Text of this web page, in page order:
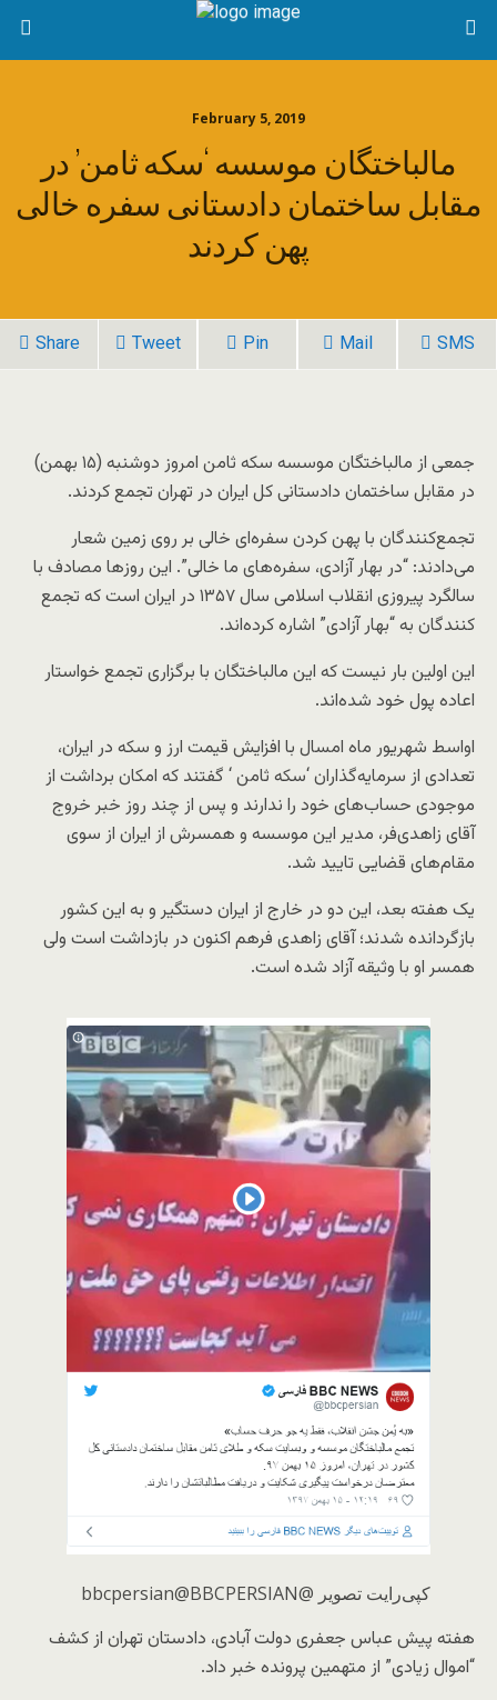
February 5, 2019
مالباختگان موسسه ‘سکه ثامن’ در
مقابل ساختمان دادستانی سفره خالی
پهن کردند
Share Tweet Pin Mail SMS
جمعی از مالباختگان موسسه سکه ثامن امروز دوشنبه (۱۵ بهمن)
در مقابل ساختمان دادستانی کل ایران در تهران تجمع کردند.
تجمع‌کنندگان با پهن کردن سفره‌ای خالی بر روی زمین شعار
می‌دادند: “در بهار آزادی، سفره‌های ما خالی”. این روزها مصادف با
سالگرد پیروزی انقلاب اسلامی سال ۱۳۵۷ در ایران است که تجمع
کنندگان به “بهار آزادی” اشاره کرده‌اند.
این اولین بار نیست که این مالباختگان با برگزاری تجمع خواستار
اعاده پول خود شده‌اند.
اواسط شهریور ماه امسال با افزایش قیمت ارز و سکه در ایران،
تعدادی از سرمایه‌گذاران‘سکه ثامن‘ گفتند که امکان برداشت از
موجودی حساب‌های خود را ندارند و پس از چند روز خبر خروج
آقای زاهدی‌فر، مدیر این موسسه و همسرش از ایران از سوی
مقام‌های قضایی تایید شد.
یک هفته بعد، این دو در خارج از ایران دستگیر و به این کشور
بازگردانده شدند؛ آقای زاهدی فرهم اکنون در بازداشت است ولی
همسر او با وثیقه آزاد شده است.
کپی‌رایت تصویر @bbcpersian@BBCPERSIAN
هفته پیش عباس جعفری دولت آبادی، دادستان تهران از کشف
“اموال زیادی” از متهمین پرونده خبر داد.